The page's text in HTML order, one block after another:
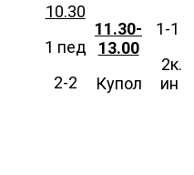
10.30
1 пед
2-2
11.30-
13.00
Купол
1-1
2к.
ин